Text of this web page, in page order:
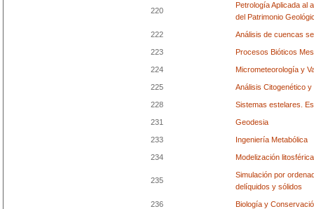
220
Petrología Aplicada al
del Patrimonio
222 Análisis de cuencas
223 Procesos Bióticos
224 Micrometeorología y
225 Análisis Citogenético
228 Sistemas estelares.
231 Geodesia
233 Ingeniería Metabólica
234 Modelización
235
Simulación por
delíquidos y sólidos
236 Biología y